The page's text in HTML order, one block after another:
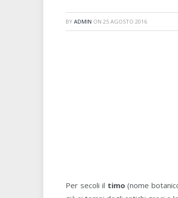
BY ADMIN ON 25 AGOSTO 2016
Per secoli il timo (nome